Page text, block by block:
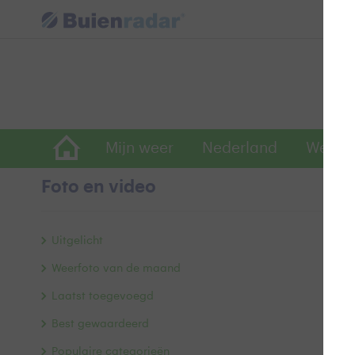
Mijn weer Nederland
Foto en video
Uitgelicht
Weerfoto van de maand
Laatst toegevoegd
Best gewaardeerd
Populaire categorieën